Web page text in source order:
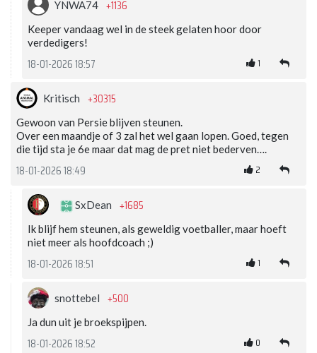
YNWA74 +1136
Keeper vandaag wel in de steek gelaten hoor door
verdedigers!
18-01-2026 18:57 1
Kritisch +30315
Gewoon van Persie blijven steunen.
Over een maandje of 3 zal het wel gaan lopen. Goed, tegen
die tijd sta je 6e maar dat mag de pret niet bederven….
18-01-2026 18:49 2
SxDean +1685
Ik blijf hem steunen, als geweldig voetballer, maar hoeft
niet meer als hoofdcoach ;)
18-01-2026 18:51 1
snottebel +500
Ja dun uit je broekspijpen.
18-01-2026 18:52 0